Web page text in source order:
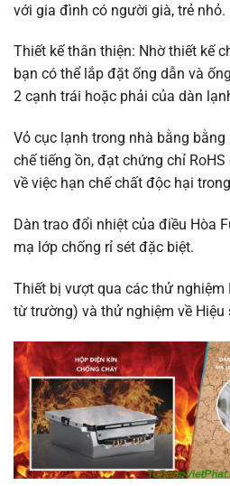
với gia đình có người già, trẻ nhỏ.
Thiết kế thân thiện: Nhờ thiết kế
bạn có thể lắp đặt ống dẫn và
2 cạnh trái hoặc phải của dàn
Vỏ cục lạnh trong nhà bằng
chế tiếng ồn, đạt chứng chỉ
về việc hạn chế chất độc hại
Dàn trao đổi nhiệt của điều Hòa
mạ lớp chống rỉ sét đặc biệt.
Thiết bị vượt qua các thử nghiệm
từ trường) và thử nghiệm về